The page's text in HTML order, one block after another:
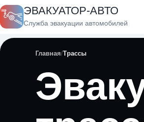
ЭВАКУАТОР-АВТО
Служба эвакуации автомобилей
Главная Трассы